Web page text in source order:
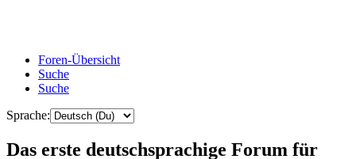
Foren-Übersicht
Suche
Suche
Sprache:
Das erste deutschsprachige Forum für